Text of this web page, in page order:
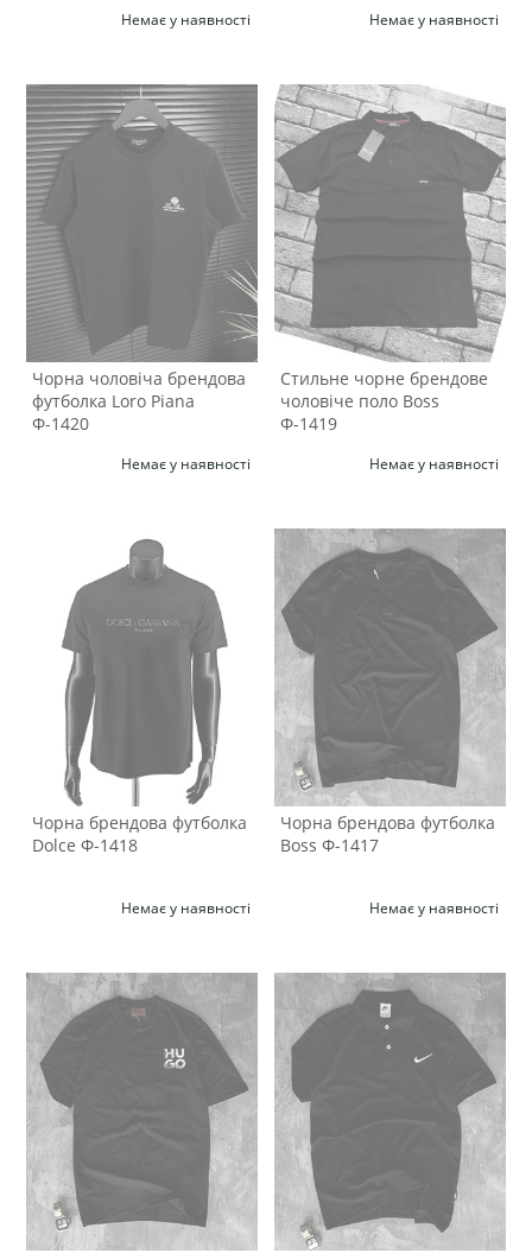
Немає у наявності Немає у наявності
Чорна чоловіча брендова
футболка Loro Piana
Ф-1420
Немає у наявності
Стильне чорне брендове
чоловіче поло Boss
Ф-1419
Немає у наявності
Чорна брендова футболка
Dolce Ф-1418
Немає у наявності
Чорна брендова футболка
Boss Ф-1417
Немає у наявності